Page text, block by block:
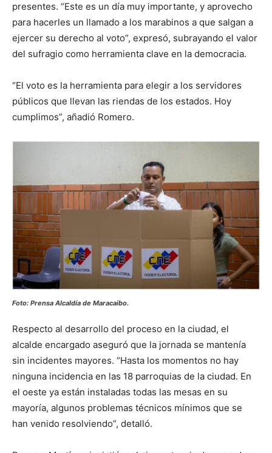
presentes. “Este es un día muy importante, y aprovecho
para hacerles un llamado a los marabinos a que salgan a
ejercer su derecho al voto”, expresó, subrayando el valor
del sufragio como herramienta clave en la democracia.
“El voto es la herramienta para elegir a los servidores
públicos que llevan las riendas de los estados. Hoy
cumplimos”, añadió Romero.
Foto: Prensa Alcaldía de Maracaibo.
Respecto al desarrollo del proceso en la ciudad, el
alcalde encargado aseguró que la jornada se mantenía
sin incidentes mayores. “Hasta los momentos no hay
ninguna incidencia en las 18 parroquias de la ciudad. En
el oeste ya están instaladas todas las mesas en su
mayoría, algunos problemas técnicos mínimos que se
han venido resolviendo”, detalló.